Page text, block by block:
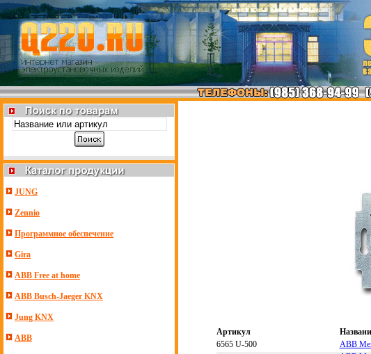
JUNG
Zennio
Программное обеспечение
Gira
ABB Free at home
ABB Busch-Jaeger KNX
Jung KNX
ABB
Артикул
6565 U-500
ABB